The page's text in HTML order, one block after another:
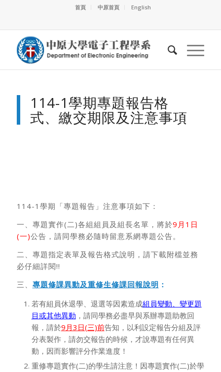
首頁 中原首頁 English
114-1學期專題報告格
式、繳交期限及注意事項
114-1學期「專題報告」注意事項如下：
一、專題實作(二)各組組員及組長名單，將於9月1日
(一)公告，請同學務必隨時留意系網專題公告。
二、專題指定表單及報告格式說明，請下載附檔並務
必仔細詳閱!!
三、 專題修課異動及重修生修課回報說明 ：
若有組員休退學、退選等因素造成組員變動、變更題
目或其他異動 ，請同學務必盡早與系辦專題助教回
報，請於9月3日(三)前告知，以利設定報告分組及評
分表製作，請勿交報告的時候，才說專題有任何異
動，因而影響評分作業進度！
重修專題實作(二)的學生請注意！因專題實作(二)於學